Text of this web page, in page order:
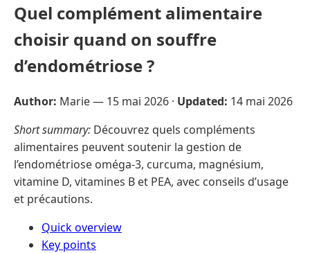
Quel complément alimentaire
choisir quand on souffre
d’endométriose ?
Author: Marie — 15 mai 2026 · Updated: 14 mai 2026
Short summary: Découvrez quels compléments
alimentaires peuvent soutenir la gestion de
l’endométriose oméga-3, curcuma, magnésium,
vitamine D, vitamines B et PEA, avec conseils d’usage
et précautions.
Quick overview
Key points